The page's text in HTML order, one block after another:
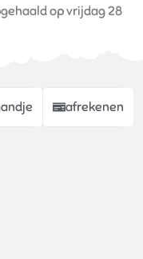
op vrijdag 28
afrekenen